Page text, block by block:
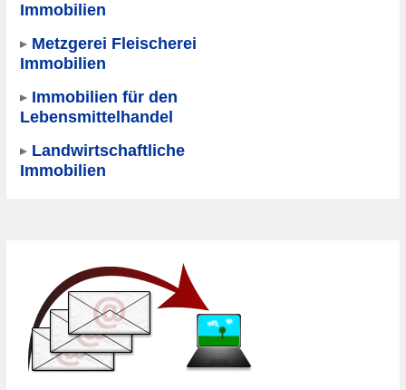
Immobilien
Metzgerei Fleischerei
Immobilien
Immobilien für den
Lebensmittelhandel
Landwirtschaftliche
Immobilien